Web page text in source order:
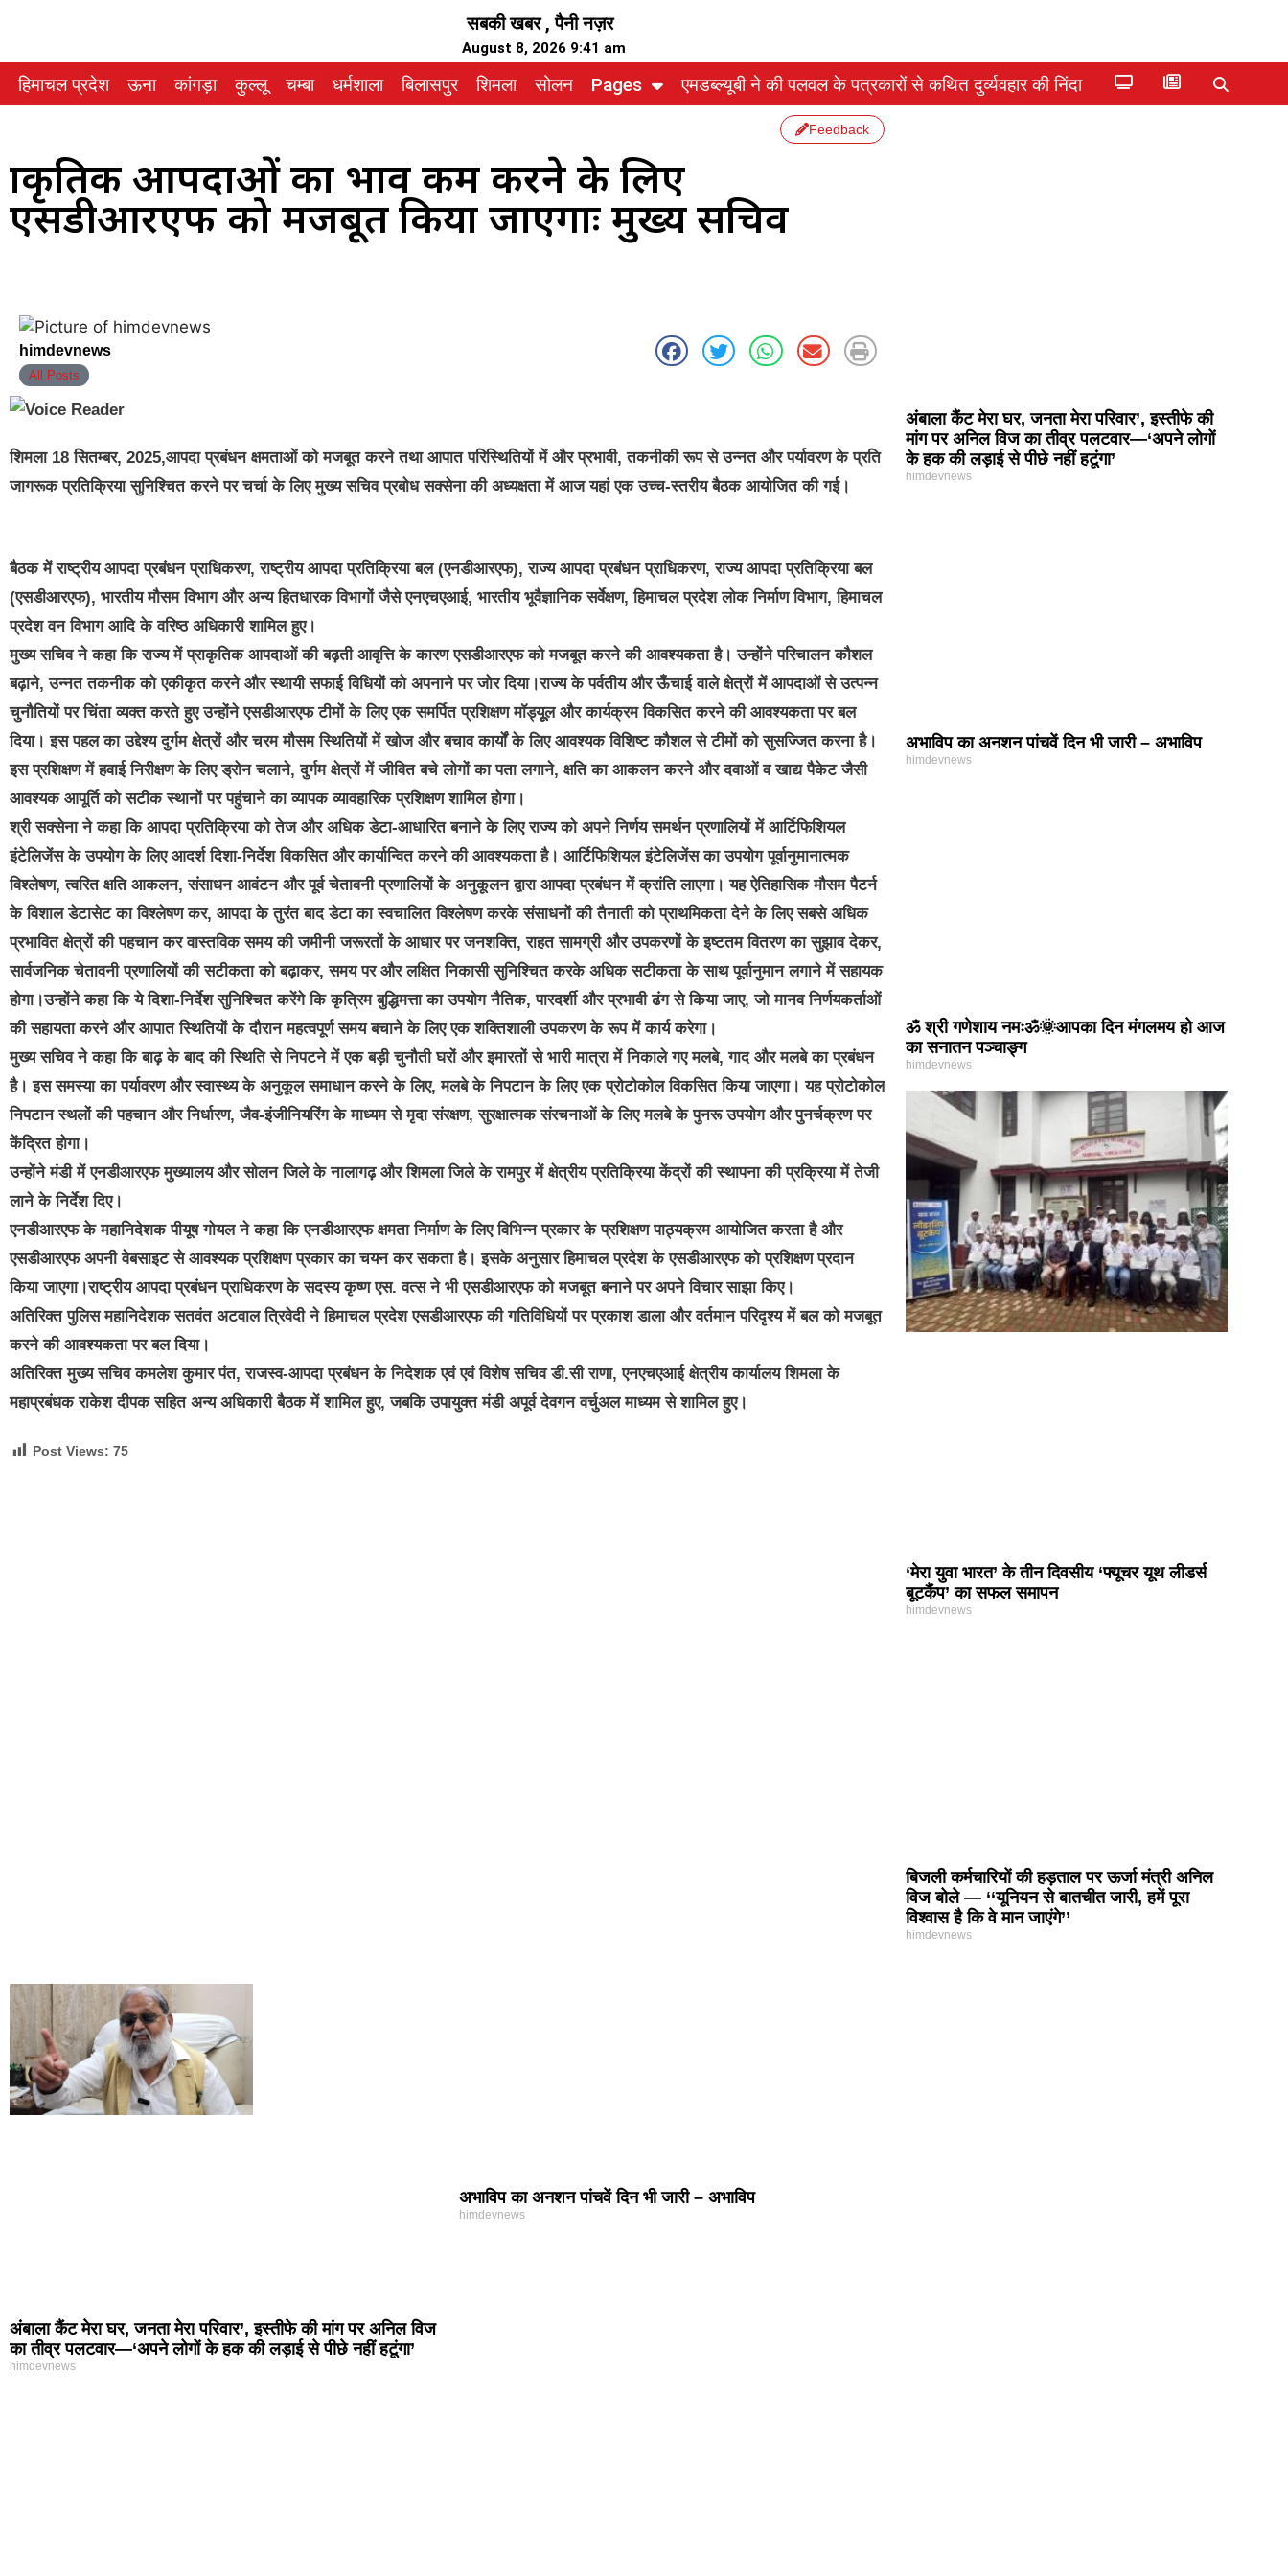
सबकी खबर , पैनी नज़र
August 8, 2026 9:41 am
हिमाचल प्रदेश ऊना कांगड़ा कुल्लू चम्बा धर्मशाला बिलासपुर शिमला सोलन Pages एमडब्ल्यूबी ने की पलवल के पत्रकारों से कथित दुर्व्यवहार की निंदा
Feedback
प्राकृतिक आपदाओं का प्रभाव कम करने के लिए
एसडीआरएफ को मजबूत किया जाएगाः मुख्य सचिव
himdevnews
All Posts
शिमला 18 सितम्बर, 2025,आपदा प्रबंधन क्षमताओं को मजबूत करने तथा आपात परिस्थितियों में और प्रभावी, तकनीकी रूप से उन्नत और पर्यावरण के प्रति
जागरूक प्रतिक्रिया सुनिश्चित करने पर चर्चा के लिए मुख्य सचिव प्रबोध सक्सेना की अध्यक्षता में आज यहां एक उच्च-स्तरीय बैठक आयोजित की गई।
बैठक में राष्ट्रीय आपदा प्रबंधन प्राधिकरण, राष्ट्रीय आपदा प्रतिक्रिया बल (एनडीआरएफ), राज्य आपदा प्रबंधन प्राधिकरण, राज्य आपदा प्रतिक्रिया बल
(एसडीआरएफ), भारतीय मौसम विभाग और अन्य हितधारक विभागों जैसे एनएचएआई, भारतीय भूवैज्ञानिक सर्वेक्षण, हिमाचल प्रदेश लोक निर्माण विभाग, हिमाचल
प्रदेश वन विभाग आदि के वरिष्ठ अधिकारी शामिल हुए।
मुख्य सचिव ने कहा कि राज्य में प्राकृतिक आपदाओं की बढ़ती आवृत्ति के कारण एसडीआरएफ को मजबूत करने की आवश्यकता है। उन्होंने परिचालन कौशल
बढ़ाने, उन्नत तकनीक को एकीकृत करने और स्थायी सफाई विधियों को अपनाने पर जोर दिया।राज्य के पर्वतीय और ऊँचाई वाले क्षेत्रों में आपदाओं से उत्पन्न
चुनौतियों पर चिंता व्यक्त करते हुए उन्होंने एसडीआरएफ टीमों के लिए एक समर्पित प्रशिक्षण मॉड्यूूल और कार्यक्रम विकसित करने की आवश्यकता पर बल
दिया। इस पहल का उद्देश्य दुर्गम क्षेत्रों और चरम मौसम स्थितियों में खोज और बचाव कार्यों के लिए आवश्यक विशिष्ट कौशल से टीमों को सुसज्जित करना है।
इस प्रशिक्षण में हवाई निरीक्षण के लिए ड्रोन चलाने, दुर्गम क्षेत्रों में जीवित बचे लोगों का पता लगाने, क्षति का आकलन करने और दवाओं व खाद्य पैकेट जैसी
आवश्यक आपूर्ति को सटीक स्थानों पर पहुंचाने का व्यापक व्यावहारिक प्रशिक्षण शामिल होगा।
श्री सक्सेना ने कहा कि आपदा प्रतिक्रिया को तेज और अधिक डेटा-आधारित बनाने के लिए राज्य को अपने निर्णय समर्थन प्रणालियों में आर्टिफिशियल
इंटेलिजेंस के उपयोग के लिए आदर्श दिशा-निर्देश विकसित और कार्यान्वित करने की आवश्यकता है। आर्टिफिशियल इंटेलिजेंस का उपयोग पूर्वानुमानात्मक
विश्लेषण, त्वरित क्षति आकलन, संसाधन आवंटन और पूर्व चेतावनी प्रणालियों के अनुकूलन द्वारा आपदा प्रबंधन में क्रांति लाएगा। यह ऐतिहासिक मौसम पैटर्न
के विशाल डेटासेट का विश्लेषण कर, आपदा के तुरंत बाद डेटा का स्वचालित विश्लेषण करके संसाधनों की तैनाती को प्राथमिकता देने के लिए सबसे अधिक
प्रभावित क्षेत्रों की पहचान कर वास्तविक समय की जमीनी जरूरतों के आधार पर जनशक्ति, राहत सामग्री और उपकरणों के इष्टतम वितरण का सुझाव देकर,
सार्वजनिक चेतावनी प्रणालियों की सटीकता को बढ़ाकर, समय पर और लक्षित निकासी सुनिश्चित करके अधिक सटीकता के साथ पूर्वानुमान लगाने में सहायक
होगा।उन्होंने कहा कि ये दिशा-निर्देश सुनिश्चित करेंगे कि कृत्रिम बुद्धिमत्ता का उपयोग नैतिक, पारदर्शी और प्रभावी ढंग से किया जाए, जो मानव निर्णयकर्ताओं
की सहायता करने और आपात स्थितियों के दौरान महत्वपूर्ण समय बचाने के लिए एक शक्तिशाली उपकरण के रूप में कार्य करेगा।
मुख्य सचिव ने कहा कि बाढ़ के बाद की स्थिति से निपटने में एक बड़ी चुनौती घरों और इमारतों से भारी मात्रा में निकाले गए मलबे, गाद और मलबे का प्रबंधन
है। इस समस्या का पर्यावरण और स्वास्थ्य के अनुकूल समाधान करने के लिए, मलबे के निपटान के लिए एक प्रोटोकोल विकसित किया जाएगा। यह प्रोटोकोल
निपटान स्थलों की पहचान और निर्धारण, जैव-इंजीनियरिंग के माध्यम से मृदा संरक्षण, सुरक्षात्मक संरचनाओं के लिए मलबे के पुनरू उपयोग और पुनर्चक्रण पर
केंद्रित होगा।
उन्होंने मंडी में एनडीआरएफ मुख्यालय और सोलन जिले के नालागढ़ और शिमला जिले के रामपुर में क्षेत्रीय प्रतिक्रिया केंद्रों की स्थापना की प्रक्रिया में तेजी
लाने के निर्देश दिए।
एनडीआरएफ के महानिदेशक पीयूष गोयल ने कहा कि एनडीआरएफ क्षमता निर्माण के लिए विभिन्न प्रकार के प्रशिक्षण पाठ्यक्रम आयोजित करता है और
एसडीआरएफ अपनी वेबसाइट से आवश्यक प्रशिक्षण प्रकार का चयन कर सकता है। इसके अनुसार हिमाचल प्रदेश के एसडीआरएफ को प्रशिक्षण प्रदान
किया जाएगा।राष्ट्रीय आपदा प्रबंधन प्राधिकरण के सदस्य कृष्ण एस. वत्स ने भी एसडीआरएफ को मजबूत बनाने पर अपने विचार साझा किए।
अतिरिक्त पुलिस महानिदेशक सतवंत अटवाल त्रिवेदी ने हिमाचल प्रदेश एसडीआरएफ की गतिविधियों पर प्रकाश डाला और वर्तमान परिदृश्य में बल को मजबूत
करने की आवश्यकता पर बल दिया।
अतिरिक्त मुख्य सचिव कमलेश कुमार पंत, राजस्व-आपदा प्रबंधन के निदेशक एवं एवं विशेष सचिव डी.सी राणा, एनएचएआई क्षेत्रीय कार्यालय शिमला के
महाप्रबंधक राकेश दीपक सहित अन्य अधिकारी बैठक में शामिल हुए, जबकि उपायुक्त मंडी अपूर्व देवगन वर्चुअल माध्यम से शामिल हुए।
Post Views: 75
अंबाला कैंट मेरा घर, जनता मेरा परिवार’, इस्तीफे की
मांग पर अनिल विज का तीव्र पलटवार—‘अपने लोगों
के हक की लड़ाई से पीछे नहीं हटूंगा’
himdevnews
अभाविप का अनशन पांचवें दिन भी जारी – अभाविप
himdevnews
ॐ श्री गणेशाय नमःॐ🌞आपका दिन मंगलमय हो आज
का सनातन पञ्चाङ्ग
himdevnews
‘मेरा युवा भारत’ के तीन दिवसीय ‘फ्यूचर यूथ लीडर्स
बूटकैंप’ का सफल समापन
himdevnews
बिजली कर्मचारियों की हड़ताल पर ऊर्जा मंत्री अनिल
विज बोले — ‘‘यूनियन से बातचीत जारी, हमें पूरा
विश्वास है कि वे मान जाएंगे’’
himdevnews
अंबाला कैंट मेरा घर, जनता मेरा परिवार’, इस्तीफे की मांग पर अनिल विज
का तीव्र पलटवार—‘अपने लोगों के हक की लड़ाई से पीछे नहीं हटूंगा’
himdevnews
अभाविप का अनशन पांचवें दिन भी जारी – अभाविप
himdevnews